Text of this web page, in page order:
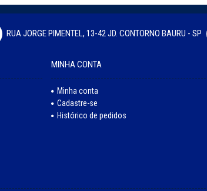
RUA JORGE PIMENTEL, 13-42 JD. CONTORNO BAURU - SP
MINHA CONTA
Minha conta
Cadastre-se
Histórico de pedidos